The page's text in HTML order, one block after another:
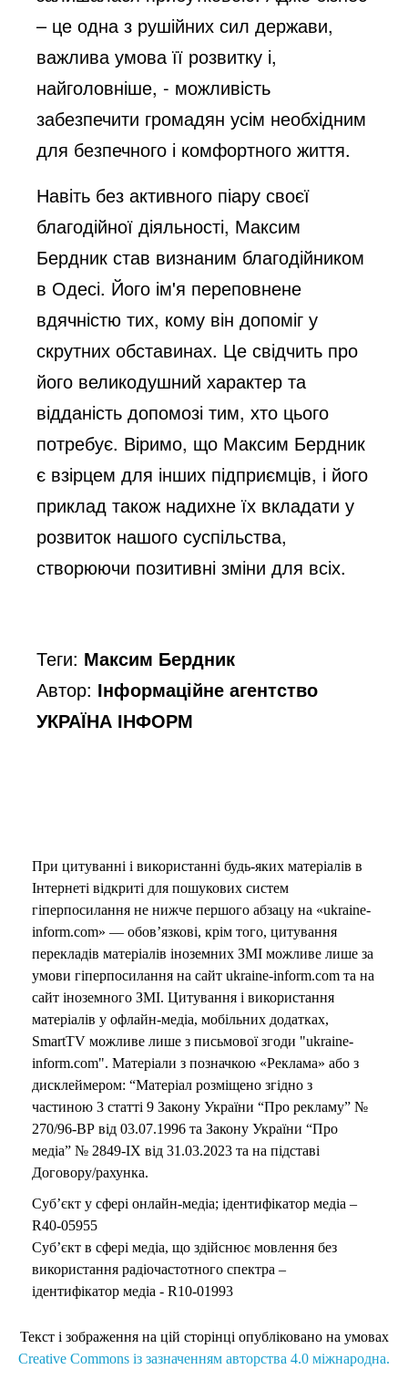
– це одна з рушійних сил держави,
важлива умова її розвитку і,
найголовніше, - можливість
забезпечити громадян усім необхідним
для безпечного і комфортного життя.
Навіть без активного піару своєї
благодійної діяльності, Максим
Бердник став визнаним благодійником
в Одесі. Його ім'я переповнене
вдячністю тих, кому він допоміг у
скрутних обставинах. Це свідчить про
його великодушний характер та
відданість допомозі тим, хто цього
потребує. Віримо, що Максим Бердник
є взірцем для інших підприємців, і його
приклад також надихне їх вкладати у
розвиток нашого суспільства,
створюючи позитивні зміни для всіх.
Теги: Максим Бердник
Автор: Інформаційне агентство
УКРАЇНА ІНФОРМ
При цитуванні і використанні будь-яких матеріалів в
Інтернеті відкриті для пошукових систем
гіперпосилання не нижче першого абзацу на «ukraine-
inform.com» — обов’язкові, крім того, цитування
перекладів матеріалів іноземних ЗМІ можливе лише за
умови гіперпосилання на сайт ukraine-inform.com та на
сайт іноземного ЗМІ. Цитування і використання
матеріалів у офлайн-медіа, мобільних додатках,
SmartTV можливе лише з письмової згоди "ukraine-
inform.com". Матеріали з позначкою «Реклама» або з
дисклеймером: “Матеріал розміщено згідно з
частиною 3 статті 9 Закону України “Про рекламу” №
270/96-ВР від 03.07.1996 та Закону України “Про
медіа” № 2849-IX від 31.03.2023 та на підставі
Договору/рахунка.
Суб’єкт у сфері онлайн-медіа; ідентифікатор медіа –
R40-05955
Суб’єкт в сфері медіа, що здійснює мовлення без
використання радіочастотного спектра –
ідентифікатор медіа - R10-01993
Текст і зображення на цій сторінці опубліковано на умовах
Creative Commons із зазначенням авторства 4.0 міжнародна.